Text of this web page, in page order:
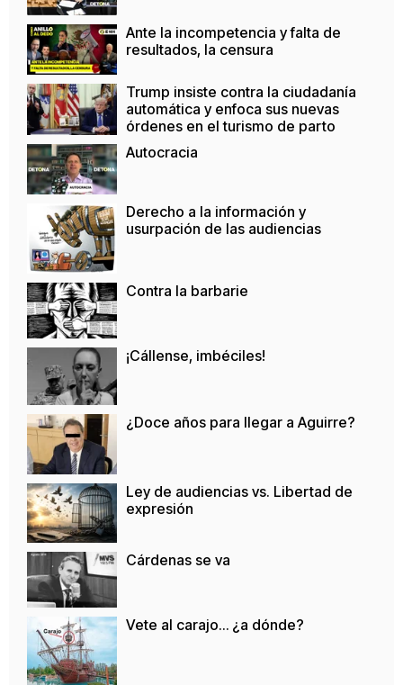
Ante la incompetencia y falta de
resultados, la censura
Trump insiste contra la ciudadanía
automática y enfoca sus nuevas
órdenes en el turismo de parto
Autocracia
Derecho a la información y
usurpación de las audiencias
Contra la barbarie
¡Cállense, imbéciles!
¿Doce años para llegar a Aguirre?
Ley de audiencias vs. Libertad de
expresión
Cárdenas se va
Vete al carajo… ¿a dónde?